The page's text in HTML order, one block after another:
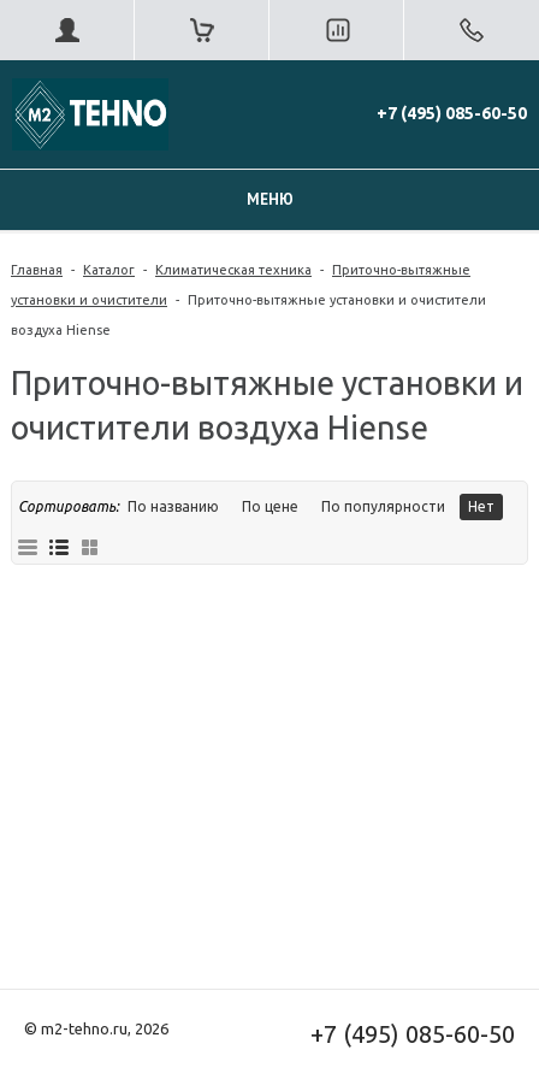
+7 (495) 085-60-50
МЕНЮ
Главная - Каталог - Климатическая техника - Приточно-вытяжные
установки и очистители - Приточно-вытяжные установки и очистители
воздуха Hiense
Приточно-вытяжные установки и
очистители воздуха Hiense
Сортировать: По названию По цене По популярности Нет
© m2-tehno.ru, 2026 +7 (495) 085-60-50